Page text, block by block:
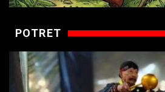
POTRET